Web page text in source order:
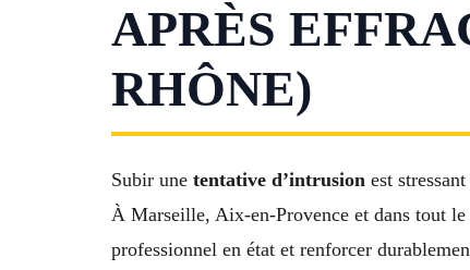
APRÈS
RHÔNE)
Subir une tentative d’intrusion est
À Marseille, Aix-en-Provence et dans tout le
professionnel en état et renforcer